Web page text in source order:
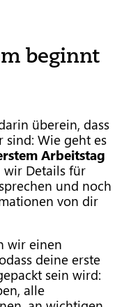
beginnt
überein, dass
Wie geht es
Arbeitstag
wir Details für
und noch
von dir
wir einen
deine erste
sein wird:
alle